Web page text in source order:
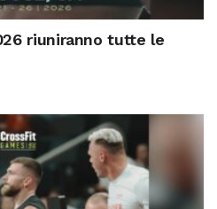
riuniranno tutte le